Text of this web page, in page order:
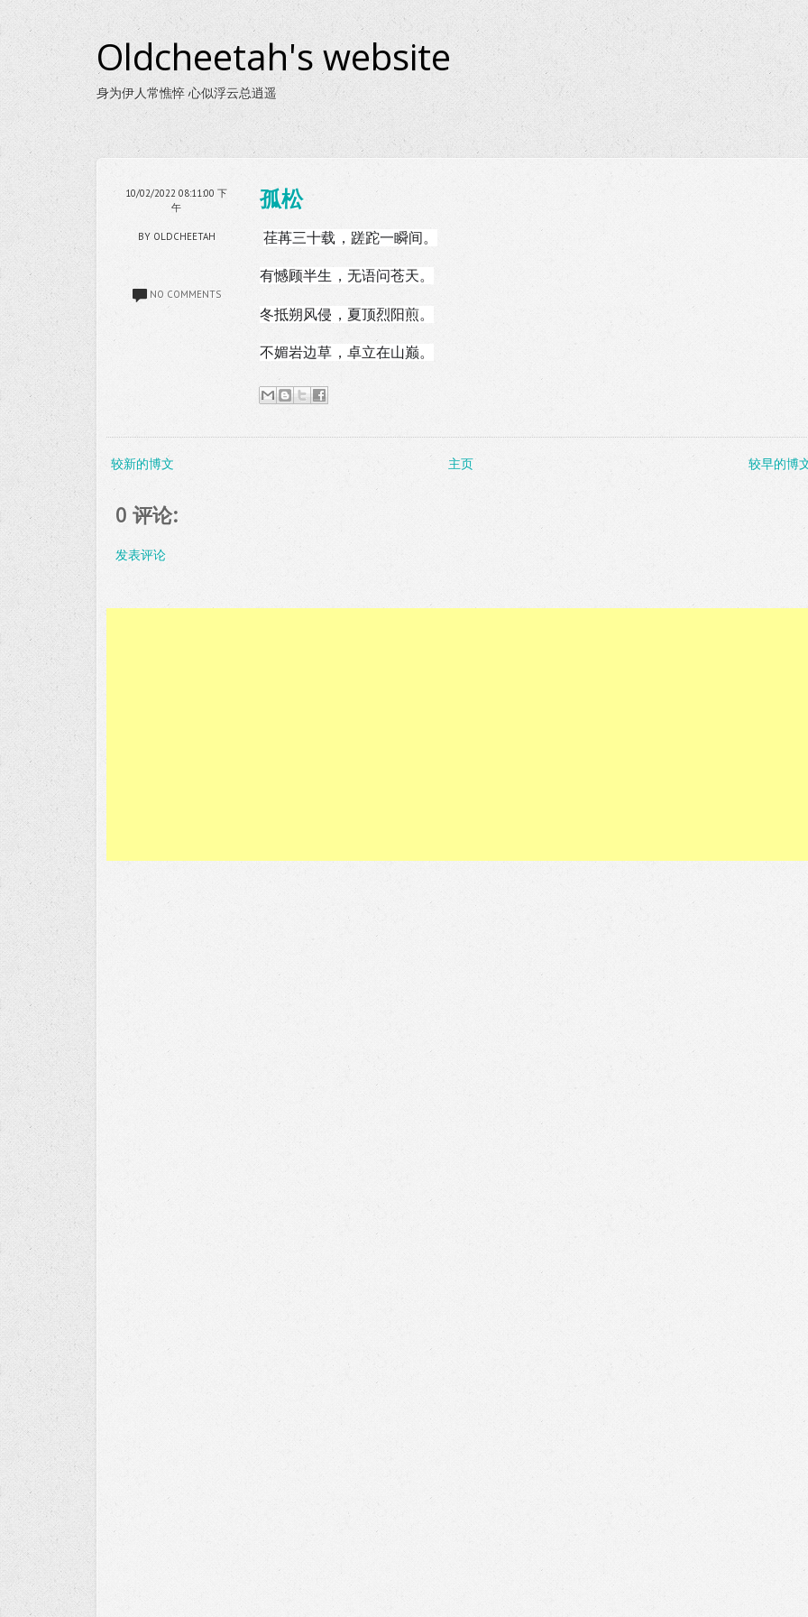
Oldcheetah's website
身为伊人常憔悴 心似浮云总逍遥
10/02/2022 08:11:00 下
午
BY OLDCHEETAH
NO COMMENTS
孤松
荏苒三十载，蹉跎一瞬间。
有憾顾半生，无语问苍天。
冬抵朔风侵，夏顶烈阳煎。
不媚岩边草，卓立在山巅。
较新的博文 较早的博
主页
0 评论:
发表评论